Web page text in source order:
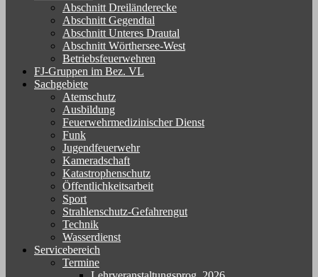
Abschnitt Dreiländerecke
Abschnitt Gegendtal
Abschnitt Unteres Drautal
Abschnitt Wörthersee-West
Betriebsfeuerwehren
FJ-Gruppen im Bez. VL
Sachgebiete
Atemschutz
Ausbildung
Feuerwehrmedizinischer Dienst
Funk
Jugendfeuerwehr
Kameradschaft
Katastrophenschutz
Öffentlichkeitsarbeit
Sport
Strahlenschutz-Gefahrengut
Technik
Wasserdienst
Servicebereich
Termine